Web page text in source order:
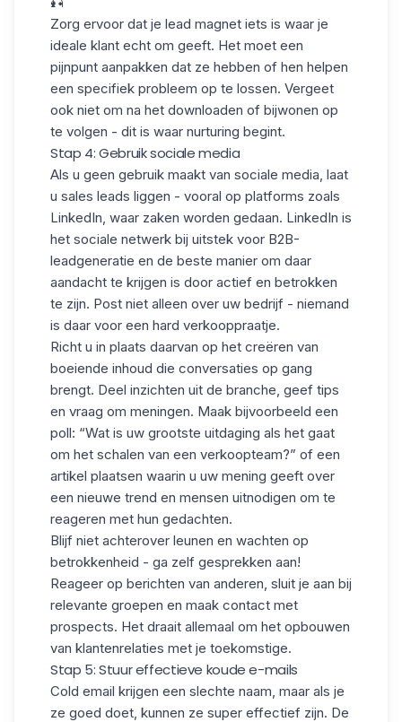
Zorg ervoor dat je lead magnet iets is waar je
ideale klant echt om geeft. Het moet een
pijnpunt aanpakken dat ze hebben of hen helpen
een specifiek probleem op te lossen. Vergeet
ook niet om na het downloaden of bijwonen op
te volgen - dit is waar nurturing begint.
Stap 4: Gebruik sociale media
Als u geen gebruik maakt van sociale media, laat
u sales leads liggen - vooral op platforms zoals
LinkedIn, waar zaken worden gedaan. LinkedIn is
het sociale netwerk bij uitstek voor B2B-
leadgeneratie en de beste manier om daar
aandacht te krijgen is door actief en betrokken
te zijn. Post niet alleen over uw bedrijf - niemand
is daar voor een hard verkooppraatje.
Richt u in plaats daarvan op het creëren van
boeiende inhoud die conversaties op gang
brengt. Deel inzichten uit de branche, geef tips
en vraag om meningen. Maak bijvoorbeeld een
poll: “Wat is uw grootste uitdaging als het gaat
om het schalen van een verkoopteam?” of een
artikel plaatsen waarin u uw mening geeft over
een nieuwe trend en mensen uitnodigen om te
reageren met hun gedachten.
Blijf niet achterover leunen en wachten op
betrokkenheid - ga zelf gesprekken aan!
Reageer op berichten van anderen, sluit je aan bij
relevante groepen en maak contact met
prospects. Het draait allemaal om het opbouwen
van klantenrelaties met je toekomstige.
Stap 5: Stuur effectieve koude e-mails
Cold email krijgen een slechte naam, maar als je
ze goed doet, kunnen ze super effectief zijn. De